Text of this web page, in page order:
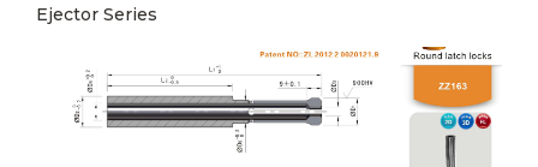
Ejector Series